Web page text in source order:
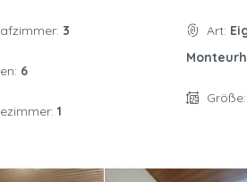
3
6
1
Art:
Größe: